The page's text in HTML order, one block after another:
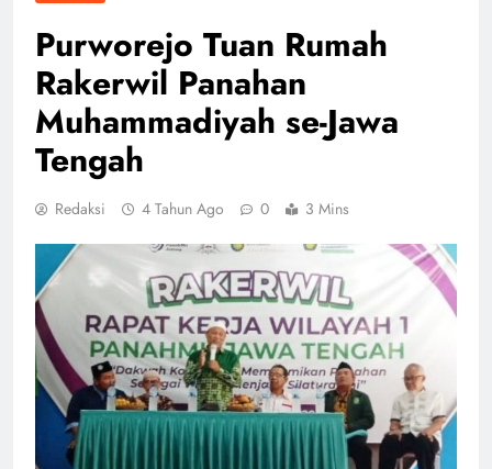
Purworejo Tuan Rumah
Rakerwil Panahan
Muhammadiyah se-Jawa
Tengah
Redaksi 4 Tahun Ago 0 3 Mins